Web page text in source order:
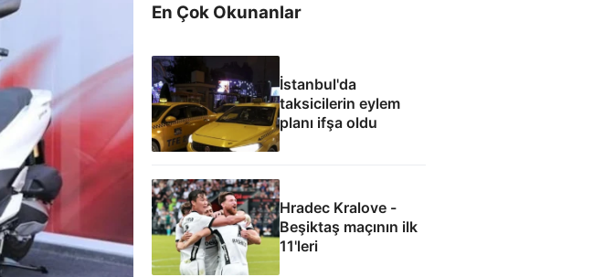
En Çok Okunanlar
İstanbul'da
taksicilerin eylem
planı ifşa oldu
Hradec Kralove -
Beşiktaş maçının ilk
11'leri